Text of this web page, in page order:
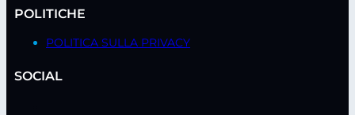
POLITICHE
POLITICA SULLA PRIVACY
SOCIAL